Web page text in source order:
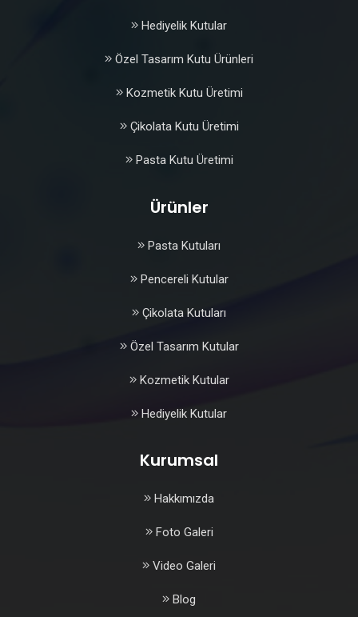
Hediyelik Kutular
Özel Tasarım Kutu Ürünleri
Kozmetik Kutu Üretimi
Çikolata Kutu Üretimi
Pasta Kutu Üretimi
Ürünler
Pasta Kutuları
Pencereli Kutular
Çikolata Kutuları
Özel Tasarım Kutular
Kozmetik Kutular
Hediyelik Kutular
Kurumsal
Hakkımızda
Foto Galeri
Video Galeri
Blog